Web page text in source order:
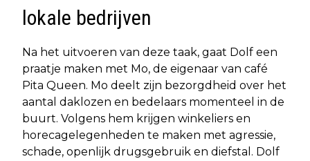
lokale bedrijven
Na het uitvoeren van deze taak, gaat Dolf een
praatje maken met Mo, de eigenaar van café
Pita Queen. Mo deelt zijn bezorgdheid over het
aantal daklozen en bedelaars momenteel in de
buurt. Volgens hem krijgen winkeliers en
horecagelegenheden te maken met agressie,
schade, openlijk drugsgebruik en diefstal. Dolf